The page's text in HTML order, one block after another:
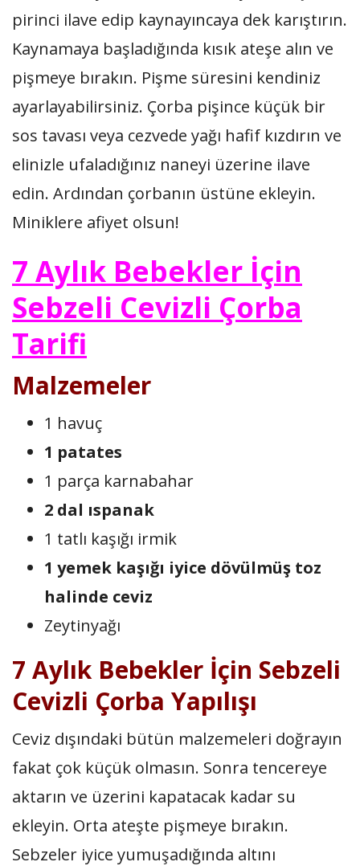
pirinci ilave edip kaynayıncaya dek karıştırın.
Kaynamaya başladığında kısık ateşe alın ve
pişmeye bırakın. Pişme süresini kendiniz
ayarlayabilirsiniz. Çorba pişince küçük bir
sos tavası veya cezvede yağı hafif kızdırın ve
elinizle ufaladığınız naneyi üzerine ilave
edin. Ardından çorbanın üstüne ekleyin.
Miniklere afiyet olsun!
7 Aylık Bebekler İçin
Sebzeli Cevizli Çorba
Tarifi
Malzemeler
1 havuç
1 patates
1 parça karnabahar
2 dal ıspanak
1 tatlı kaşığı irmik
1 yemek kaşığı iyice dövülmüş toz
halinde ceviz
Zeytinyağı
7 Aylık Bebekler İçin Sebzeli
Cevizli Çorba Yapılışı
Ceviz dışındaki bütün malzemeleri doğrayın
fakat çok küçük olmasın. Sonra tencereye
aktarın ve üzerini kapatacak kadar su
ekleyin. Orta ateşte pişmeye bırakın.
Sebzeler iyice yumuşadığında altını